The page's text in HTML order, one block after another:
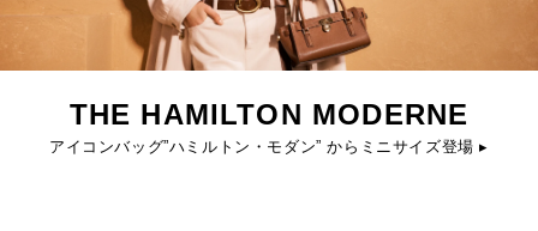
THE HAMILTON MODERNE
アイコンバッグ”ハミルトン・モダン” からミニサイズ登場 ▸